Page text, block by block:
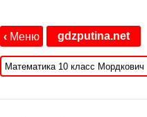
‹ Меню gdzputina.net